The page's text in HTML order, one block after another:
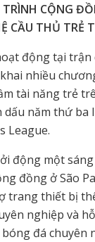
TRÌNH CỘNG
CẦU THỦ TRẺ
động tại
khai nhiều
tài năng trẻ
dấu năm thứ ba
League.
động một
đồng ở São
trang thiết bị
nghiệp và
đá chuyên